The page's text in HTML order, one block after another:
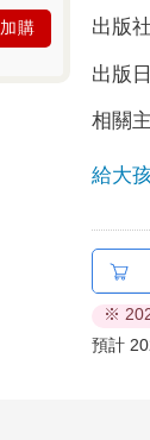
加購 出版
出版
相關
給大
※
預計